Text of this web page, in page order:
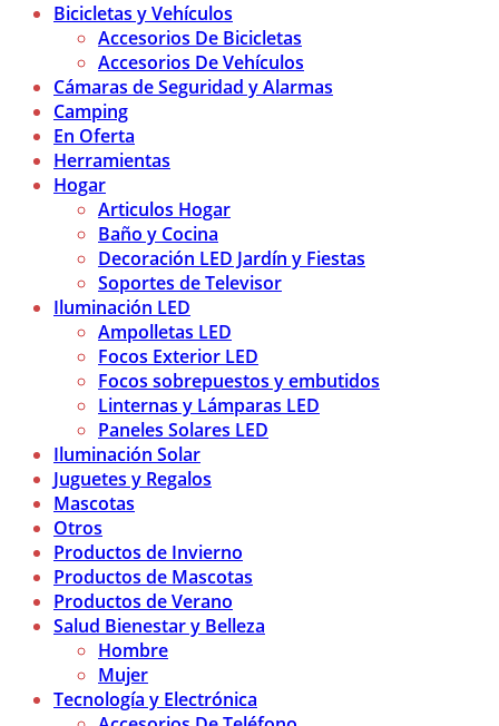
Bicicletas y Vehículos
Accesorios De Bicicletas
Accesorios De Vehículos
Cámaras de Seguridad y Alarmas
Camping
En Oferta
Herramientas
Hogar
Articulos Hogar
Baño y Cocina
Decoración LED Jardín y Fiestas
Soportes de Televisor
Iluminación LED
Ampolletas LED
Focos Exterior LED
Focos sobrepuestos y embutidos
Linternas y Lámparas LED
Paneles Solares LED
Iluminación Solar
Juguetes y Regalos
Mascotas
Otros
Productos de Invierno
Productos de Mascotas
Productos de Verano
Salud Bienestar y Belleza
Hombre
Mujer
Tecnología y Electrónica